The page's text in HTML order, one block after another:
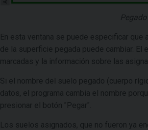
En esta ventana se puede especificar que
de la superficie pegada puede cambiar.
marcadas y la información sobre las
Si el nombre del suelo pegado (cuerpo
datos, el programa cambia el nombre
presionar el botón "Pegar".
Los suelos asignados, que no fueron ya